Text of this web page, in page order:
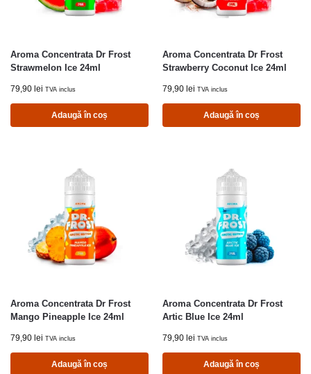
Aroma Concentrata Dr Frost
Strawmelon Ice 24ml
79,90 lei TVA inclus
Adaugă în coș
Aroma Concentrata Dr Frost
Strawberry Coconut Ice 24ml
79,90 lei TVA inclus
Adaugă în coș
Aroma Concentrata Dr Frost
Mango Pineapple Ice 24ml
79,90 lei TVA inclus
Adaugă în coș
Aroma Concentrata Dr Frost
Artic Blue Ice 24ml
79,90 lei TVA inclus
Adaugă în coș